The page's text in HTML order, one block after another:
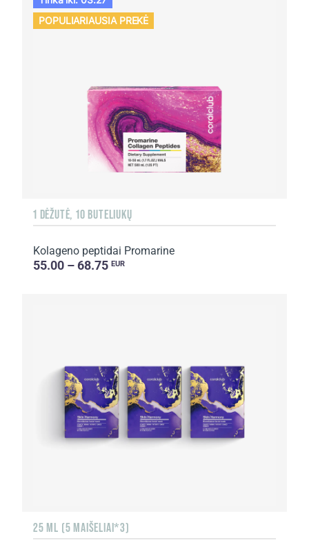
POPULIARIAUSIA PREKĖ
1 DĖŽUTĖ, 10 BUTELIUKŲ
Kolageno peptidai Promarine
55.00 – 68.75 EUR
25 ML (5 MAIŠELIAI*3)